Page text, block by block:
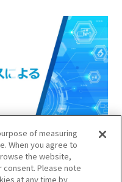
of measuring
When you agree to
the website,
Please note
at any time by